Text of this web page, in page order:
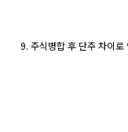
9. 주식병합 후 단주 차이로